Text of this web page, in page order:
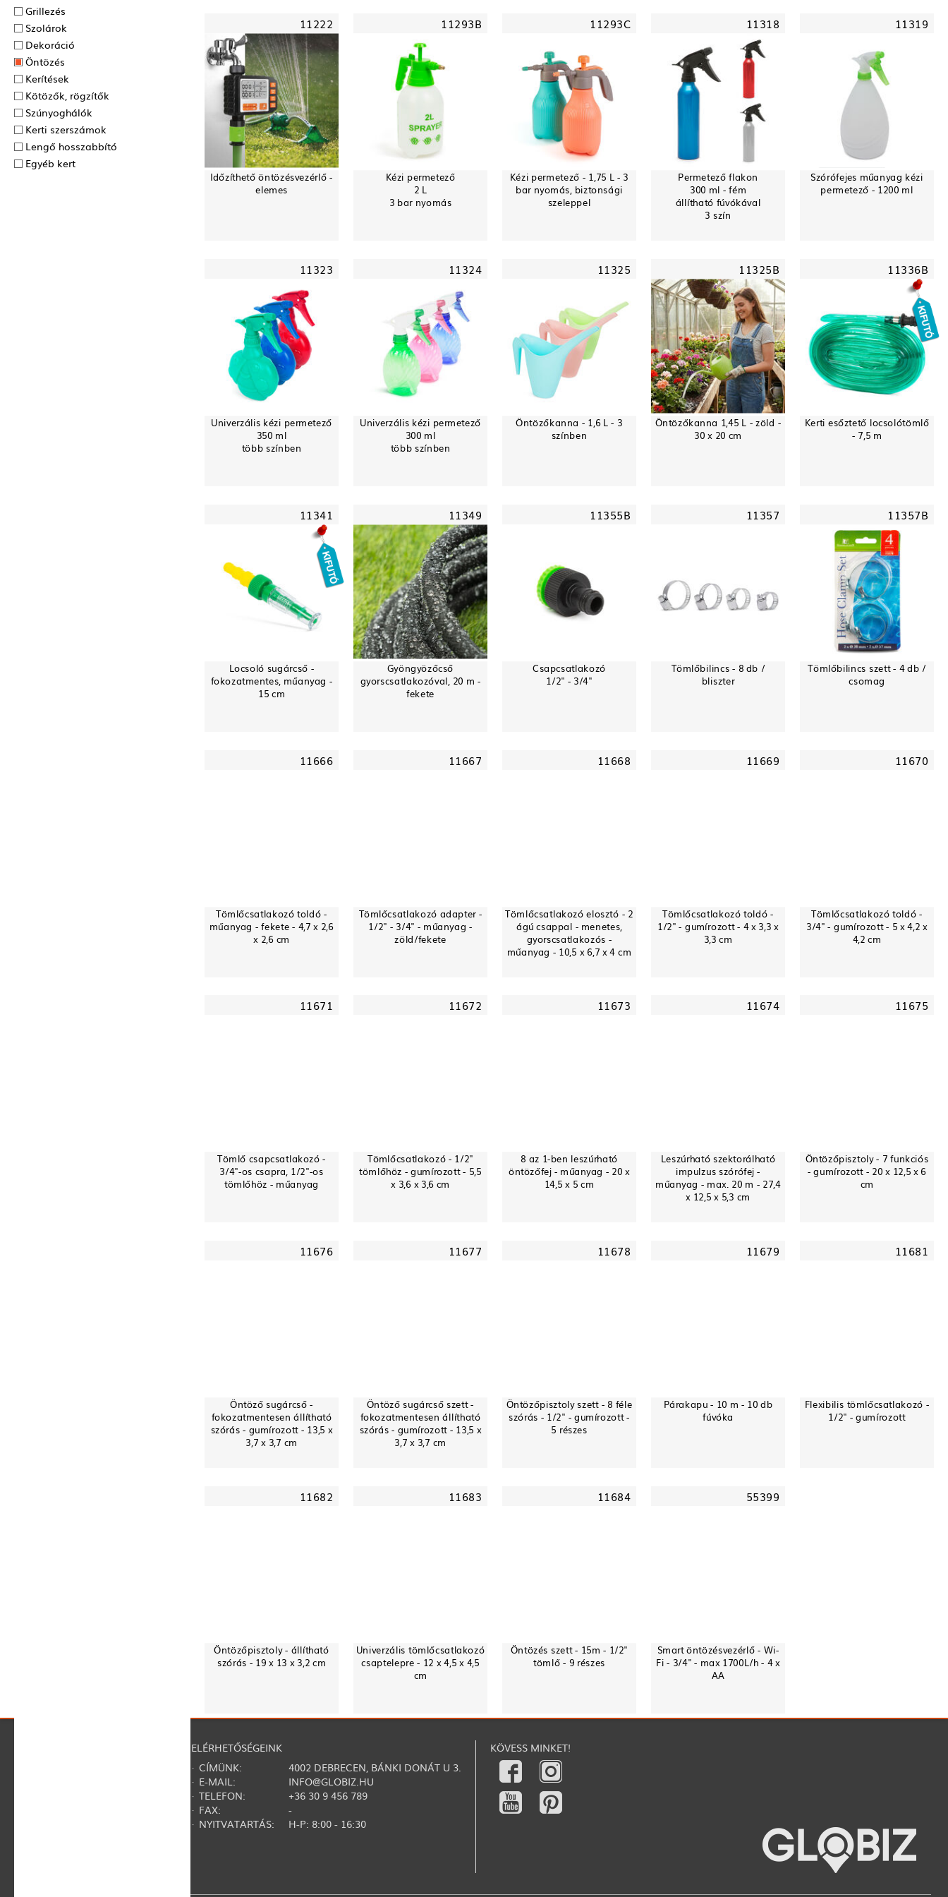
Grillezés
Szolárok
Dekoráció
Öntözés
Kerítések
Kötözők, rögzítők
Szúnyoghálók
Kerti szerszámok
Lengő hosszabbító
Egyéb kert
11222
Időzíthető öntözésvezérlő -
elemes
11293B
Kézi permetező
2 L
3 bar nyomás
11293C
Kézi permetező - 1,75 L - 3
bar nyomás, biztonsági
szeleppel
11318
Permetező flakon
300 ml - fém
állítható fúvókával
3 szín
11319
Szórófejes műanyag kézi
permetező - 1200 ml
11323
Univerzális kézi permetező
350 ml
több színben
11324
Univerzális kézi permetező
300 ml
több színben
11325
Öntözőkanna - 1,6 L - 3
színben
11325B
Öntözőkanna 1,45 L - zöld -
30 x 20 cm
11336B
Kerti esőztető locsolótömlő
- 7,5 m
11341
Locsoló sugárcső -
fokozatmentes, műanyag -
15 cm
11349
Gyöngyözőcső
gyorscsatlakozóval, 20 m -
fekete
11355B
Csapcsatlakozó
1/2" - 3/4"
11357
Tömlőbilincs - 8 db /
bliszter
11357B
Tömlőbilincs szett - 4 db /
csomag
11666
Tömlőcsatlakozó toldó -
műanyag - fekete - 4,7 x 2,6
x 2,6 cm
11667
Tömlőcsatlakozó adapter -
1/2" - 3/4" - műanyag -
zöld/fekete
11668
Tömlőcsatlakozó elosztó - 2
ágú csappal - menetes,
gyorscsatlakozós -
műanyag - 10,5 x 6,7 x 4 cm
11669
Tömlőcsatlakozó toldó -
1/2" - gumírozott - 4 x 3,3 x
3,3 cm
11670
Tömlőcsatlakozó toldó -
3/4" - gumírozott - 5 x 4,2 x
4,2 cm
11671
Tömlő csapcsatlakozó -
3/4"-os csapra, 1/2"-os
tömlőhöz - műanyag
11672
Tömlőcsatlakozó - 1/2"
tömlőhöz - gumírozott - 5,5
x 3,6 x 3,6 cm
11673
8 az 1-ben leszúrható
öntözőfej - műanyag - 20 x
14,5 x 5 cm
11674
Leszúrható szektorálható
impulzus szórófej -
műanyag - max. 20 m - 27,4
x 12,5 x 5,3 cm
11675
Öntözőpisztoly - 7 funkciós
- gumírozott - 20 x 12,5 x 6
cm
11676
Öntöző sugárcső -
fokozatmentesen állítható
szórás - gumírozott - 13,5 x
3,7 x 3,7 cm
11677
Öntöző sugárcső szett -
fokozatmentesen állítható
szórás - gumírozott - 13,5 x
3,7 x 3,7 cm
11678
Öntözőpisztoly szett - 8 féle
szórás - 1/2" - gumírozott -
5 részes
11679
Párakapu - 10 m - 10 db
fúvóka
11681
Flexibilis tömlőcsatlakozó -
1/2" - gumírozott
11682
Öntözőpisztoly - állítható
szórás - 19 x 13 x 3,2 cm
11683
Univerzális tömlőcsatlakozó
csaptelepre - 12 x 4,5 x 4,5
cm
11684
Öntözés szett - 15m - 1/2"
tömlő - 9 részes
55399
Smart öntözésvezérlő - Wi-
Fi - 3/4" - max 1700L/h - 4 x
AA
ELÉRHETŐSÉGEINK
· CÍMÜNK:
4002 DEBRECEN, BÁNKI DONÁT U 3.
· E-MAIL:
INFO@GLOBIZ.HU
· TELEFON:
+36 30 9 456 789
· FAX:
-
· NYITVATARTÁS:
H-P: 8:00 - 16:30
KÖVESS MINKET!